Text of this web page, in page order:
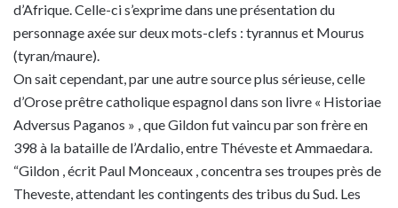
d’Afrique. Celle-ci s’exprime dans une présentation du
personnage axée sur deux mots-clefs : tyrannus et Mourus
(tyran/maure).
On sait cependant, par une autre source plus sérieuse, celle
d’Orose prêtre catholique espagnol dans son livre « Historiae
Adversus Paganos » , que Gildon fut vaincu par son frère en
398 à la bataille de l’Ardalio, entre Théveste et Ammaedara.
“Gildon , écrit Paul Monceaux , concentra ses troupes près de
Theveste, attendant les contingents des tribus du Sud. Les